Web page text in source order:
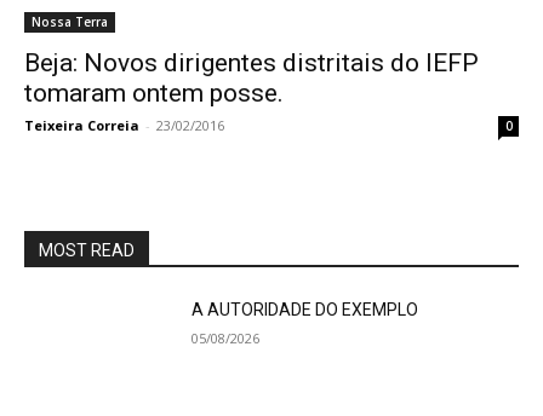
Nossa Terra
Beja: Novos dirigentes distritais do IEFP
tomaram ontem posse.
Teixeira Correia - 23/02/2016 0
MOST READ
A AUTORIDADE DO EXEMPLO
05/08/2026